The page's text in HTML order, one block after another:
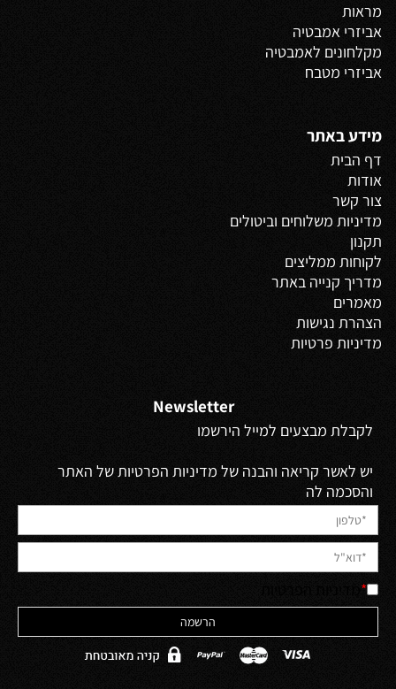
מראות
אביזרי אמבטיה
מקלחונים לאמבטיה
אביזרי מטבח
מידע באתר
דף הבית
אודות
צור קשר
מדיניות משלוחים וביטולים
תקנון
לקוחות ממליצים
מדריך קנייה באתר
מאמרים
הצהרת נגישות
מדיניות פרטיות
Newsletter
לקבלת מבצעים למייל הירשמו
יש לאשר קריאה והבנה של מדיניות הפרטיות של האתר
והסכמה לה
*